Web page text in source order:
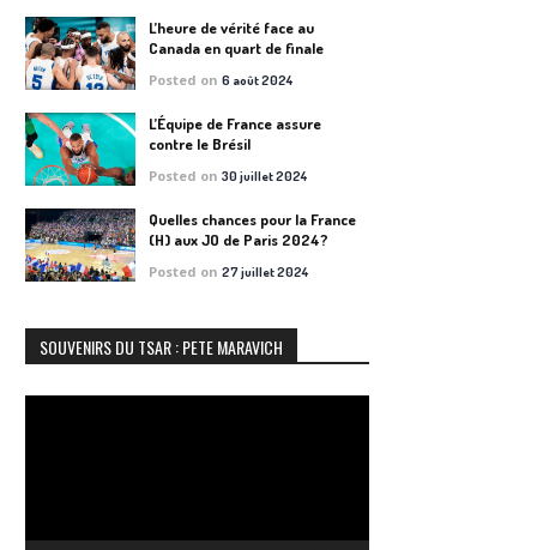
L’heure de vérité face au
Canada en quart de finale
Posted on6 août 2024
L’Équipe de France assure
contre le Brésil
Posted on30 juillet 2024
Quelles chances pour la France
(H) aux JO de Paris 2024?
Posted on27 juillet 2024
SOUVENIRS DU TSAR : PETE MARAVICH